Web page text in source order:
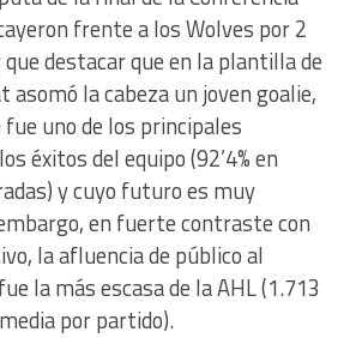
frente a los Wolves por 2
destacar que en la plantilla de
asomó la cabeza un joven goalie,
fue uno de los principales
éxitos del equipo (92’4% en
y cuyo futuro es muy
en fuerte contraste con
la afluencia de público al
fue la más escasa de la AHL (1.713
por partido).